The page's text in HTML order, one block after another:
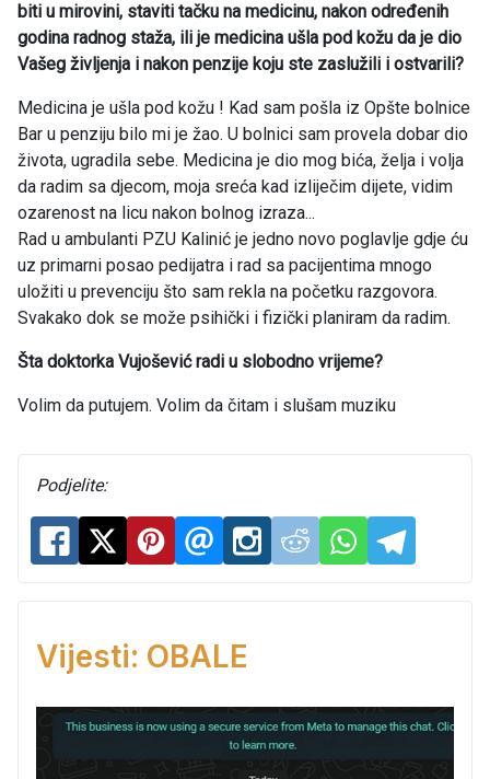
biti u mirovini, staviti tačku na medicinu, nakon određenih
godina radnog staža, ili je medicina ušla pod kožu da je dio
Vašeg življenja i nakon penzije koju ste zaslužili i ostvarili?
Medicina je ušla pod kožu ! Kad sam pošla iz Opšte bolnice
Bar u penziju bilo mi je žao. U bolnici sam provela dobar dio
života, ugradila sebe. Medicina je dio mog bića, želja i volja
da radim sa djecom, moja sreća kad izliječim dijete, vidim
ozarenost na licu nakon bolnog izraza...
Rad u ambulanti PZU Kalinić je jedno novo poglavlje gdje ću
uz primarni posao pedijatra i rad sa pacijentima mnogo
uložiti u prevenciju što sam rekla na početku razgovora.
Svakako dok se može psihički i fizički planiram da radim.
Šta doktorka Vujošević radi u slobodno vrijeme?
Volim da putujem. Volim da čitam i slušam muziku
Podjelite:
Vijesti: OBALE